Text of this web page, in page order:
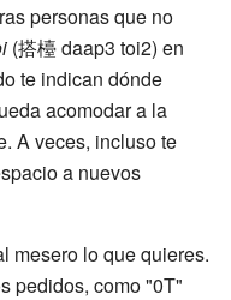
personas que no
(搭檯 daap3 toi2) en
te indican dónde
acomodar a la
A veces, incluso te
a nuevos
mesero lo que quieres.
pedidos, como "0T"